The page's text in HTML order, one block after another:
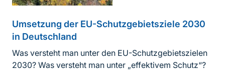
Umsetzung der EU-Schutzgebietsziele 2030
in Deutschland
Was versteht man unter den EU-Schutzgebietszielen
2030? Was versteht man unter „effektivem Schutz“?